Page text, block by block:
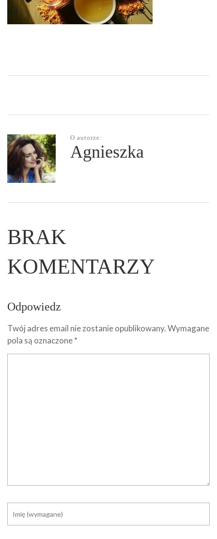
O autorze:
Agnieszka
BRAK
KOMENTARZY
Odpowiedz
Twój adres email nie zostanie opublikowany.Wymagane
pola są oznaczone*